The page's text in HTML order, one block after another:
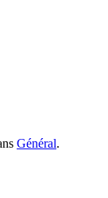
Général.